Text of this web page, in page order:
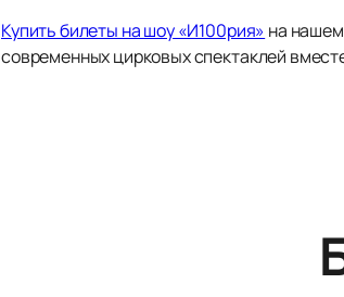
Купить билеты на шоу «И100рия» на
современных цирковых спектаклей